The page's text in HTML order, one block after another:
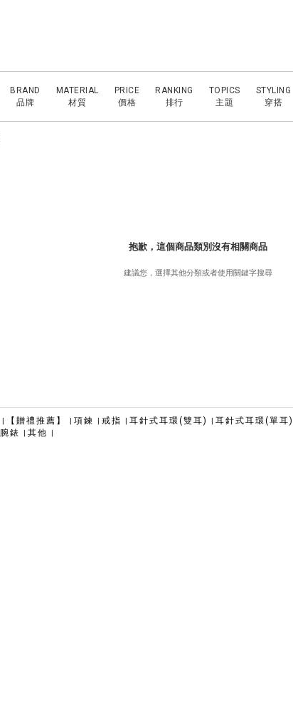
BRAND
品牌
MATERIAL
材質
PRICE
價格
RANKING
排行
TOPICS
主題
STYLING
穿搭
抱歉，這個商品類別沒有相關商品
建議您，選擇其他分類或者使用關鍵字搜尋
| 【贈禮推薦】 | 項鍊 | 戒指 | 耳針式耳環(雙耳) | 耳針式耳環(單耳)
腕錶 | 其他 |